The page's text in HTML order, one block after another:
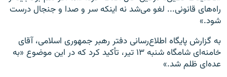
راه‌های قانونی... لغو می‌شد نه اینکه سر و صدا و جنجال درست
شود.»
به گزارش پایگاه اطلاع‌رسانی دفتر رهبر جمهوری اسلامی، آقای
خامنه‌ای شامگاه شنبه ۱۳ تیر، تأکید کرد که در این موضوع «به
عده‌ای ظلم شد.»